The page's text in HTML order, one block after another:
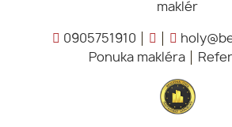
maklér
0905751910
Ponuka makléra